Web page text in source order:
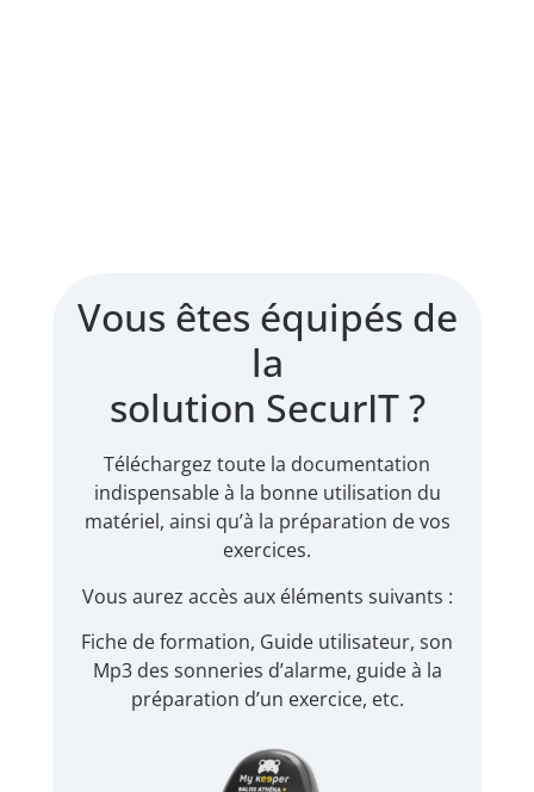
Vous êtes équipés de
la
solution SecurIT ?
Téléchargez toute la documentation
indispensable à la bonne utilisation du
matériel, ainsi qu’à la préparation de vos
exercices.
Vous aurez accès aux éléments suivants :
Fiche de formation, Guide utilisateur, son
Mp3 des sonneries d’alarme, guide à la
préparation d’un exercice, etc.